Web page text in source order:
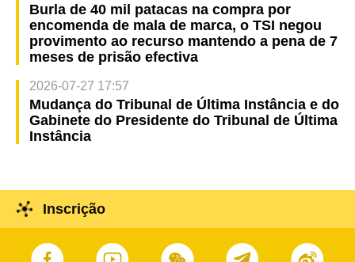
Burla de 40 mil patacas na compra por
encomenda de mala de marca, o TSI negou
provimento ao recurso mantendo a pena de 7
meses de prisão efectiva
2026-07-27 17:57
Mudança do Tribunal de Última Instância e do
Gabinete do Presidente do Tribunal de Última
Instância
Inscrição